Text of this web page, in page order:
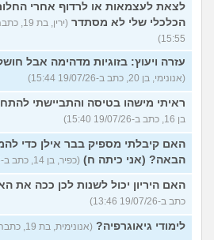
לצאת לעצמאות או לרדוף אחרי
הכלכלי שלי לא מסתדר
15:55)
עזרה ויעוץ: בזוגיות מדהימה אבל
(אנונימי, בן 20, כתב ב-19/07/26 15:44)
ראיתי מישהו בטיסה והתביישתי
בן 16, כתב ב-19/07/26 15:40)
האם קיבלתי מספיק בבר אילן כדי
הבאה? (אני כיתה ח) (כפיר, בן 14, כתב ב-19/07/26 13:57)
האם היריון יכול לשנות לכן ככה את
כתב ב-19/07/26 13:46)
לימודי גיאוגרפיה? (אנונימית, בת 19, כתבה ב-19/07/26 13:37)